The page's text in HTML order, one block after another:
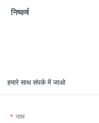
निष्कर्ष
हमारे साथ संपर्क में जाओ
नाम